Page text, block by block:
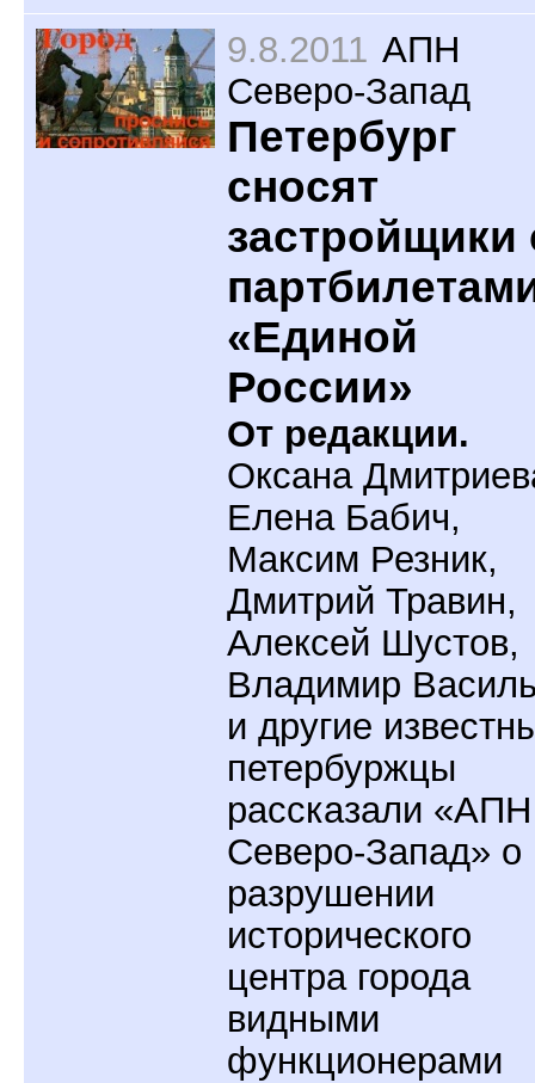
9.8.2011 АПН
Северо-Запад
Петербург
сносят
застройщики
«Единой
России»
От редакции.
Оксана
Елена Бабич,
Максим Резник,
Дмитрий Травин,
Алексей Шустов,
Владимир
и другие
петербуржцы
рассказали «АПН
Северо-Запад» о
разрушении
исторического
центра города
видными
функционерами